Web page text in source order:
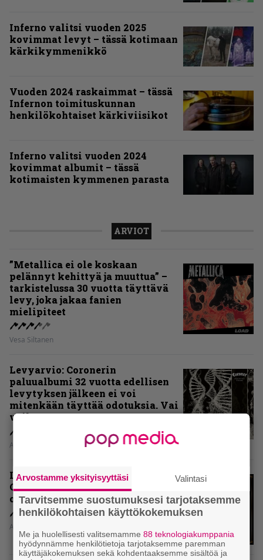
Inferno valitsi vuoden 2025
kovimmat levyt – tässä kotimaan
kärkikymmenikkö
Vuoden 2024 raskaimmat – tässä
Infernon toimituskunnan
henkilökohtaiset kärkiviisikot
Inferno valitsi vuoden 2024
kovimmat albumit – tässä
kotimaisten kymmenen parasta
ARVIOT
”Metallica ei ole koskaan
pelännyt kehittyä ja muuttua” –
tarkistelussa 30 vuotta täyttävä
levy, joka jakaa fanien
mielipiteet
Vesa Siltanen
Levyarvio: Coronerin
paluualbumi 32 vuotta edellisen
levytyksen jälkeen ei voi
mitenkään täyttää odotuksia. Vai
voiko?
Aki Nuopponen
Levyarvio: Dirkschneider & The
Old Gang -albumista ei aina tiedä,
onko se tosissaan tehty vai ei
Aki Nuopponen
Arvostamme yksityisyyttäsi Valintasi
Tarvitsemme suostumuksesi tarjotaksemme
henkilökohtaisen käyttökokemuksen
Me ja huolellisesti valitsemamme88 teknologiakumppania
hyödynnämme henkilötietoja tarjotaksemme paremman
käyttäjäkokemuksen sekä kohdentaaksemme sisältöä ja